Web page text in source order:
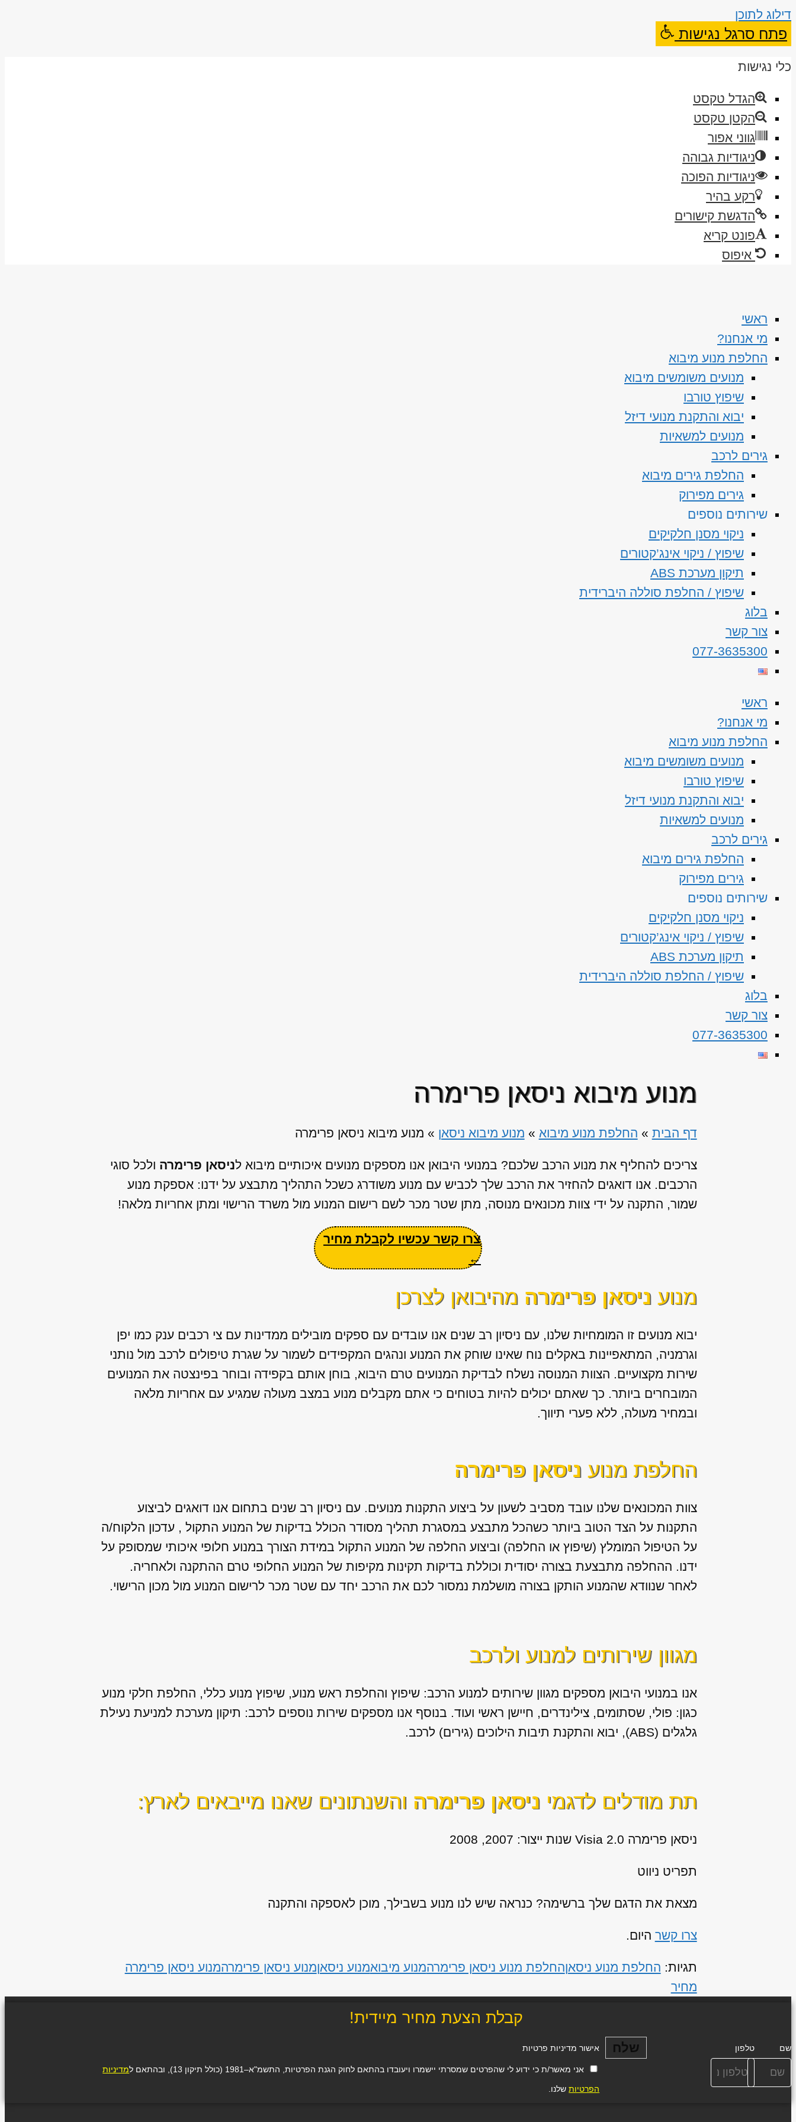
דילוג לתוכן
פתח סרגל נגישות
כלי נגישות
הגדל טקסט
הקטן טקסט
גווני אפור
ניגודיות גבוהה
ניגודיות הפוכה
רקע בהיר
הדגשת קישורים
פונט קריא
איפוס
ראשי
מי אנחנו?
החלפת מנוע מיבוא
מנועים משומשים מיבוא
שיפוץ טורבו
יבוא והתקנת מנועי דיזל
מנועים למשאיות
גירים לרכב
החלפת גירים מיבוא
גירים מפירוק
שירותים נוספים
ניקוי מסנן חלקיקים
שיפוץ / ניקוי אינג’קטורים
תיקון מערכת ABS
שיפוץ / החלפת סוללה היברידית
בלוג
צור קשר
077-3635300
ראשי
מי אנחנו?
החלפת מנוע מיבוא
מנועים משומשים מיבוא
שיפוץ טורבו
יבוא והתקנת מנועי דיזל
מנועים למשאיות
גירים לרכב
החלפת גירים מיבוא
גירים מפירוק
שירותים נוספים
ניקוי מסנן חלקיקים
שיפוץ / ניקוי אינג’קטורים
תיקון מערכת ABS
שיפוץ / החלפת סוללה היברידית
בלוג
צור קשר
077-3635300
מנוע מיבוא ניסאן פרימרה
דף הבית » החלפת מנוע מיבוא » מנוע מיבוא ניסאן » מנוע מיבוא ניסאן פרימרה
צריכים להחליף את מנוע הרכב שלכם? במנועי היבואן אנו מספקים מנועים איכותיים מיבוא לניסאן פרימרה ולכל סוגי
הרכבים. אנו דואגים להחזיר את הרכב שלך לכביש עם מנוע משודרג כשכל התהליך מתבצע על ידנו: אספקת מנוע
שמור, התקנה על ידי צוות מכונאים מנוסה, מתן שטר מכר לשם רישום המנוע מול משרד הרישוי ומתן אחריות מלאה!
צרו קשר עכשיו לקבלת מחיר
←
מנועניסאן פרימרהמהיבואן לצרכן
יבוא מנועים זו המומחיות שלנו, עם ניסיון רב שנים אנו עובדים עם ספקים מובילים ממדינות עם צי רכבים ענק כמו יפן
וגרמניה, המתאפיינות באקלים נוח שאינו שוחק את המנוע ונהגים המקפידים לשמור על שגרת טיפולים לרכב מול נותני
שירות מקצועיים. הצוות המנוסה נשלח לבדיקת המנועים טרם היבוא, בוחן אותם בקפידה ובוחר בפינצטה את המנועים
המובחרים ביותר. כך שאתם יכולים להיות בטוחים כי אתם מקבלים מנוע במצב מעולה שמגיע עם אחריות מלאה
ובמחיר מעולה, ללא פערי תיווך.
החלפת מנועניסאן פרימרה
צוות המכונאים שלנו עובד מסביב לשעון על ביצוע התקנות מנועים. עם ניסיון רב שנים בתחום אנו דואגים לביצוע
התקנות על הצד הטוב ביותר כשהכל מתבצע במסגרת תהליך מסודר הכולל בדיקות של המנוע התקול , עדכון הלקוח/ה
על הטיפול המומלץ (שיפוץ או החלפה) וביצוע החלפה של המנוע התקול במידת הצורך במנוע חלופי איכותי שמסופק על
ידנו. ההחלפה מתבצעת בצורה יסודית וכוללת בדיקות תקינות מקיפות של המנוע החלופי טרם ההתקנה ולאחריה.
לאחר שנוודא שהמנוע הותקן בצורה מושלמת נמסור לכם את הרכב יחד עם שטר מכר לרישום המנוע מול מכון הרישוי.
מגוון שירותים למנוע ולרכב
אנו במנועי היבואן מספקים מגוון שירותים למנוע הרכב: שיפוץ והחלפת ראש מנוע, שיפוץ מנוע כללי, החלפת חלקי מנוע
כגון: פולי, שסתומים, צילינדרים, חיישן ראשי ועוד. בנוסף אנו מספקים שירות נוספים לרכב: תיקון מערכת למניעת נעילת
גלגלים (ABS), יבוא והתקנת תיבות הילוכים (גירים) לרכב.
תת מודלים לדגמיניסאן פרימרה והשנתונים שאנו מייבאים לארץ:
ניסאן פרימרה 2.0 Visia שנות ייצור: 2007, 2008
תפריט ניווט
מצאת את הדגם שלך ברשימה? כנראה שיש לנו מנוע בשבילך, מוכן לאספקה והתקנה
צרו קשר היום.
תגיות: החלפת מנוע ניסאןהחלפת מנוע ניסאן פרימרהמנוע מיבואמנוע ניסאןמנוע ניסאן פרימרהמנוע ניסאן פרימרה
מחיר
קבלת הצעת מחיר מיידית!
שם טלפון אישור מדיניות פרטיות
אני מאשר/ת כי ידוע לי שהפרטים שמסרתי יישמרו ויעובדו בהתאם לחוק הגנת הפרטיות, התשמ"א–1981 (כולל תיקון 13), ובהתאם ל מדיניות
הפרטיותשלנו.
שלח